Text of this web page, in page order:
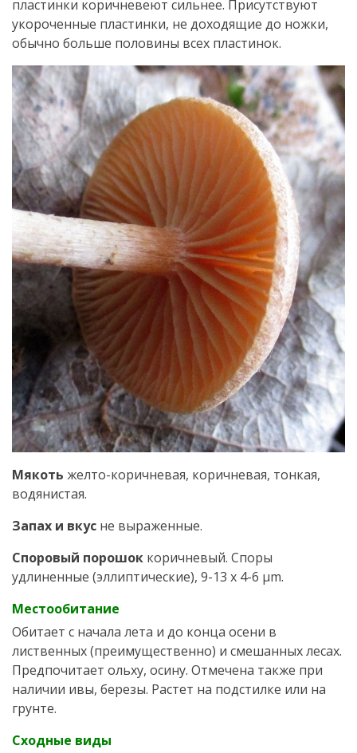
пластинки коричневеют сильнее. Присутствуют
укороченные пластинки, не доходящие до ножки,
обычно больше половины всех пластинок.
Мякоть желто-коричневая, коричневая, тонкая,
водянистая.
Запах и вкус не выраженные.
Споровый порошок коричневый. Споры
удлиненные (эллиптические), 9-13 x 4-6 μm.
Местообитание
Обитает с начала лета и до конца осени в
лиственных (преимущественно) и смешанных лесах.
Предпочитает ольху, осину. Отмечена также при
наличии ивы, березы. Растет на подстилке или на
грунте.
Сходные виды